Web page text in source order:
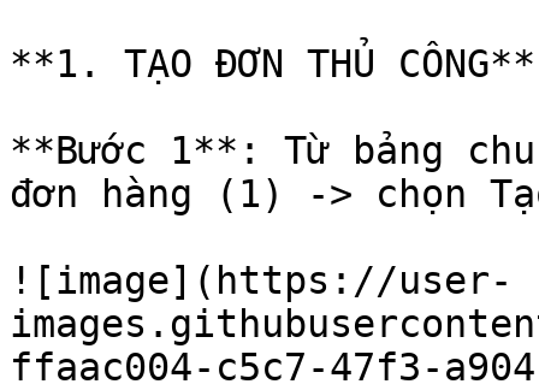
**1. TẠO ĐƠN THỦ CÔNG**
**Bước 1**: Từ bảng
đơn hàng (1) -> chọn
![image](https://user-
ffaac004-c5c7-47f3-